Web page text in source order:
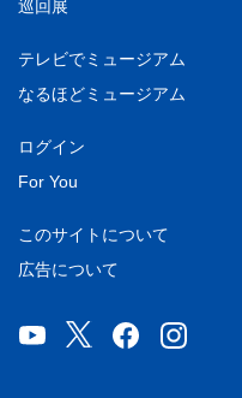
巡回展
テレビでミュージアム
なるほどミュージアム
ログイン
For You
このサイトについて
広告について